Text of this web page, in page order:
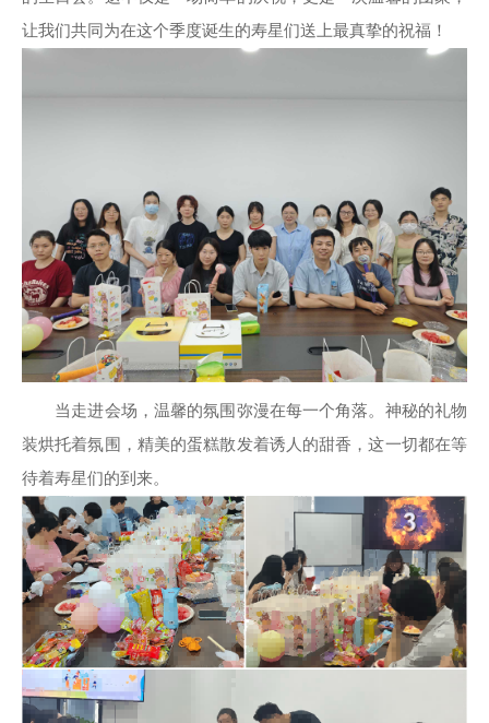
让我们共同为在这个季度诞生的寿星们送上最真挚的祝福！
当走进会场，温馨的氛围弥漫在每一个角落。神秘的礼物
装烘托着氛围，精美的蛋糕散发着诱人的甜香，这一切都在等
待着寿星们的到来。